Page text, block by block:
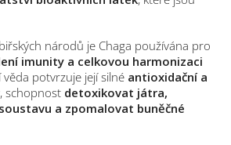
národů je Chaga používána pro
imunity a celkovou harmonizaci
potvrzuje její silné antioxidační a
, schopnost detoxikovat játra,
a zpomalovat buněčné